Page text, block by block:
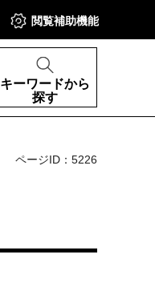
閲覧補助機能
キーワードから
探す
ページID：5226